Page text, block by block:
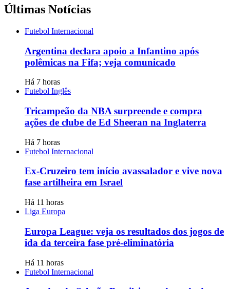
Últimas Notícias
Futebol Internacional
Argentina declara apoio a Infantino após
polêmicas na Fifa; veja comunicado
Há 7 horas
Futebol Inglês
Tricampeão da NBA surpreende e compra
ações de clube de Ed Sheeran na Inglaterra
Há 7 horas
Futebol Internacional
Ex-Cruzeiro tem início avassalador e vive nova
fase artilheira em Israel
Há 11 horas
Liga Europa
Europa League: veja os resultados dos jogos de
ida da terceira fase pré-eliminatória
Há 11 horas
Futebol Internacional